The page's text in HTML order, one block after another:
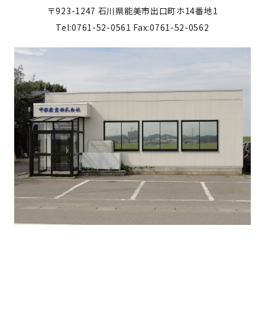
〒923-1247 石川県能美市出口町ホ14番地1
Tel:0761-52-0561 Fax:0761-52-0562